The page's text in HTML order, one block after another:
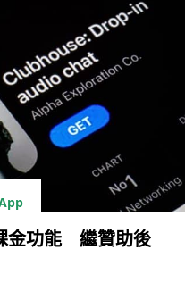
金功能 繼贊助後